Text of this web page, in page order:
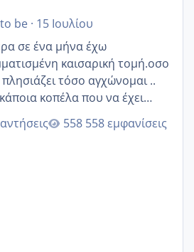
be· 15 Ιουλίου
σε ένα μήνα έχω
καισαρική τομή.οσο
τόσο αγχώνομαι ..
κοπέλα που να έχει
ιστορικό να μας πει την
της;Να σημειώσω είναι η
558 εμφανίσεις